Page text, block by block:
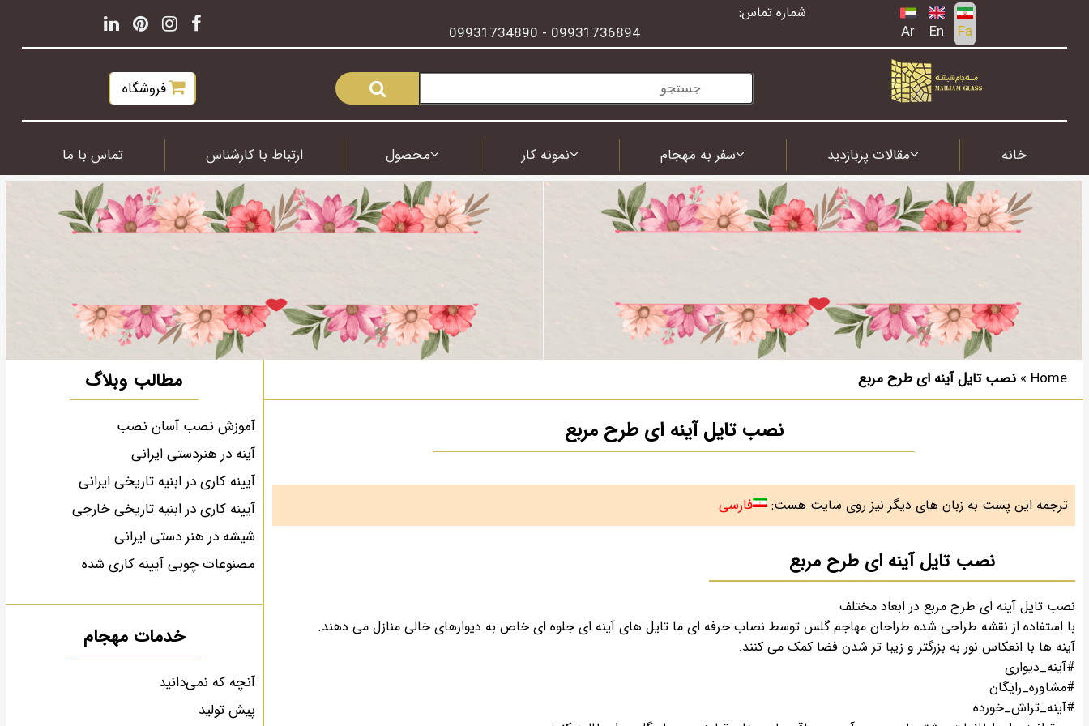
Fa
En
Ar
شماره تماس:
09931736894
-
09931734890
فروشگاه
خانه مقالات پربازدید سفر به مهجام نمونه کار محصول ارتباط با کارشناس تماس با ما
Home
» نصب تایل آینه ای طرح مربع
نصب تایل آینه ای طرح مربع
ترجمه این پست به زبان های دیگر نیز روی سایت هست: فارسی
نصب تایل آینه ای طرح مربع
نصب تایل آینه ای طرح مربع در ابعاد مختلف
با استفاده از نقشه طراحی شده طراحان مهاجم گلس توسط نصاب حرفه ای ما تایل های آینه ای جلوه ای خاص به دیوارهای خالی منازل می دهند.
آینه ها با انعکاس نور به بزرگتر و زیبا تر شدن فضا کمک می کنند.
#آینه_دیواری
#مشاوره_رایگان
#آینه_تراش_خورده
مطالب وبلاگ
آموزش نصب آسان نصب
آینه در هنردستی ایرانی
آیینه کاری در ابنیه تاریخی ایرانی
آیینه کاری در ابنیه تاریخی خارجی
شیشه در هنر دستی ایرانی
مصنوعات چوبی آیینه کاری شده
خدمات مهجام
آنچه که نمی‌دانید
پیش تولید